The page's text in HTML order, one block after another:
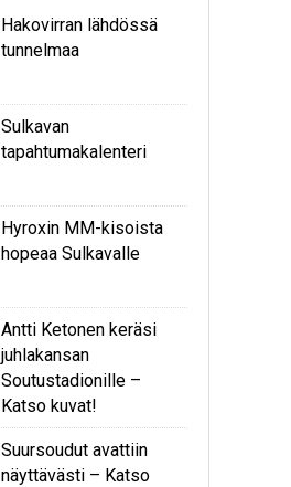
Hakovirran lähdössä
tunnelmaa
Sulkavan
tapahtumakalenteri
Hyroxin MM-kisoista
hopeaa Sulkavalle
Antti Ketonen keräsi
juhlakansan
Soutustadionille –
Katso kuvat!
Suursoudut avattiin
näyttävästi – Katso